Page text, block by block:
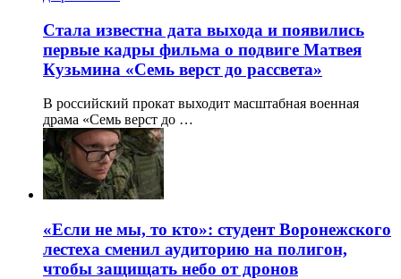
Стала известна дата выхода и появились
первые кадры фильма о подвиге Матвея
Кузьмина «Семь верст до рассвета»
В российский прокат выходит масштабная военная
драма «Семь верст до …
«Если не мы, то кто»: студент Воронежского
лестеха сменил аудиторию на полигон,
чтобы защищать небо от дронов